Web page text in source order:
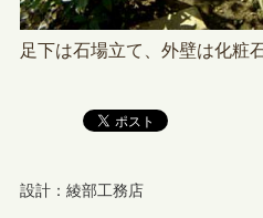
足下は石場立て、外壁は化粧
設計：綾部工務店